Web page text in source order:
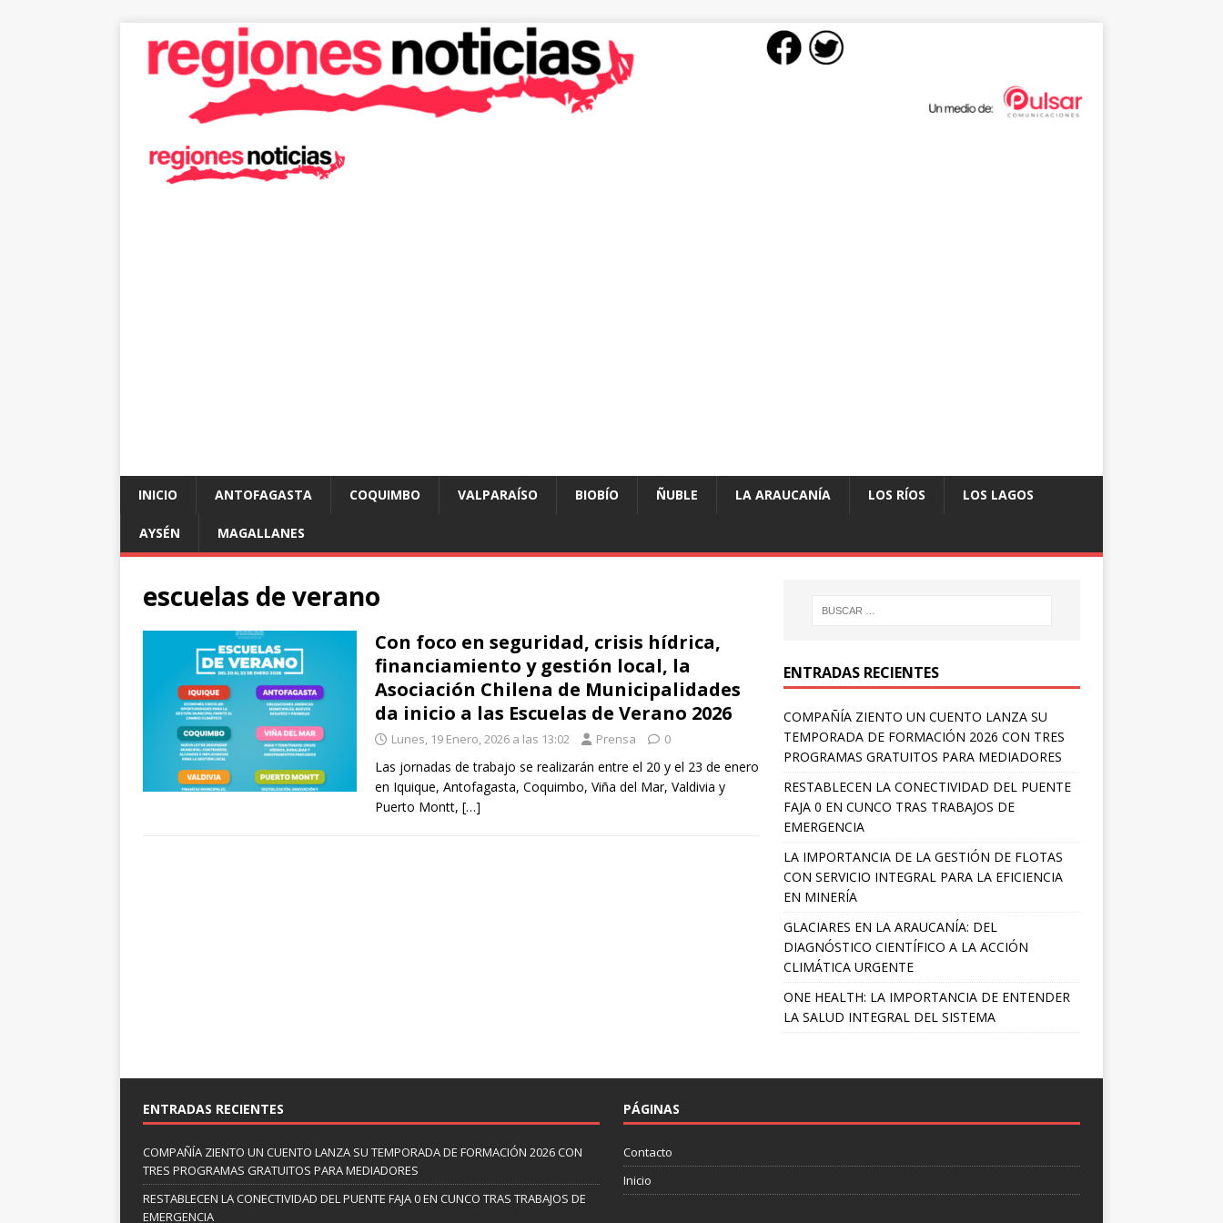
INICIO ANTOFAGASTA COQUIMBO VALPARAÍSO BIOBÍO ÑUBLE LA ARAUCANÍA LOS RÍOS LOS LAGOS
AYSÉN MAGALLANES
escuelas de verano
Con foco en seguridad, crisis hídrica,
financiamiento y gestión local, la
Asociación Chilena de Municipalidades
da inicio a las Escuelas de Verano 2026
Lunes, 19 Enero, 2026 a las 13:02 Prensa 0
Las jornadas de trabajo se realizarán entre el 20 y el 23 de enero
en Iquique, Antofagasta, Coquimbo, Viña del Mar, Valdivia y
Puerto Montt, […]
ENTRADAS RECIENTES
COMPAÑÍA ZIENTO UN CUENTO LANZA SU
TEMPORADA DE FORMACIÓN 2026 CON TRES
PROGRAMAS GRATUITOS PARA MEDIADORES
RESTABLECEN LA CONECTIVIDAD DEL PUENTE
FAJA 0 EN CUNCO TRAS TRABAJOS DE
EMERGENCIA
LA IMPORTANCIA DE LA GESTIÓN DE FLOTAS
CON SERVICIO INTEGRAL PARA LA EFICIENCIA
EN MINERÍA
GLACIARES EN LA ARAUCANÍA: DEL
DIAGNÓSTICO CIENTÍFICO A LA ACCIÓN
CLIMÁTICA URGENTE
ONE HEALTH: LA IMPORTANCIA DE ENTENDER
LA SALUD INTEGRAL DEL SISTEMA
ENTRADAS RECIENTES
COMPAÑÍA ZIENTO UN CUENTO LANZA SU TEMPORADA DE FORMACIÓN 2026 CON
TRES PROGRAMAS GRATUITOS PARA MEDIADORES
RESTABLECEN LA CONECTIVIDAD DEL PUENTE FAJA 0 EN CUNCO TRAS TRABAJOS DE
EMERGENCIA
PÁGINAS
Contacto
Inicio